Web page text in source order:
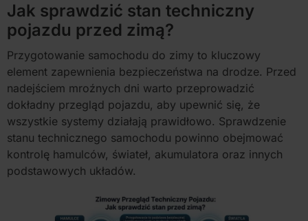
Jak sprawdzić stan techniczny
pojazdu przed zimą?
Przygotowanie samochodu do zimy to kluczowy
element zapewnienia bezpieczeństwa na drodze. Przed
nadejściem mroźnych dni warto przeprowadzić
dokładny przegląd pojazdu, aby upewnić się, że
wszystkie systemy działają prawidłowo. Sprawdzenie
stanu technicznego samochodu powinno obejmować
kontrolę hamulców, świateł, akumulatora oraz innych
podstawowych układów.